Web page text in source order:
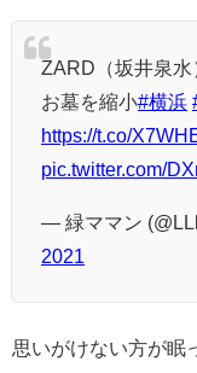
ZARD（坂井泉水
お墓を縮小#横浜
https://t.co/
pic.twitter.com/
— 緑ママン
2021
思いがけない方が眠